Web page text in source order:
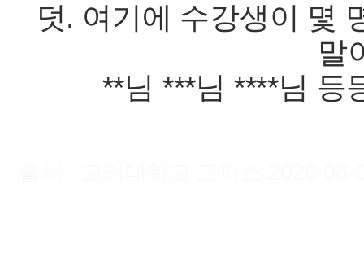
덧. 여기에 수강생이 몇
말
**님 ***님 ****님 등